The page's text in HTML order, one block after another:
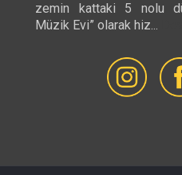
zemin kattaki 5 nolu
Müzik Evi” olarak hiz...